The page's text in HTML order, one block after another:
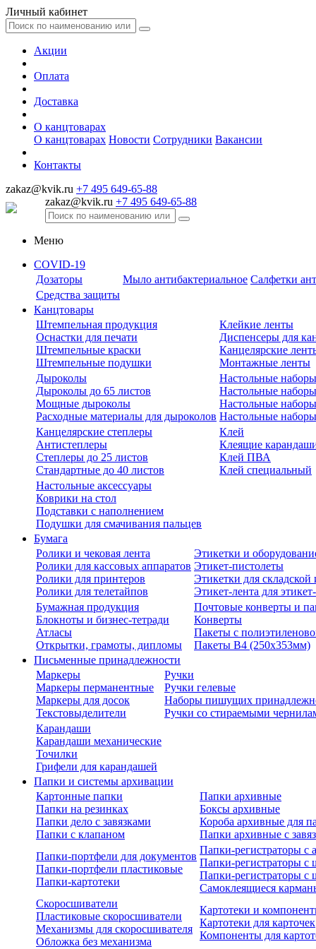
Личный кабинет
Акции
Оплата
Доставка
О канцтоварах
О канцтоварах Новости Сотрудники Вакансии
Контакты
zakaz@kvik.ru +7 495 649-65-88
zakaz@kvik.ru +7 495 649-65-88
Меню
COVID-19
Дозаторы
Мыло антибактериальное Салфетки
Средства защиты
Канцтовары
Штемпельная продукция
Оснастки для печати
Штемпельные краски
Штемпельные подушки
Клейкие ленты
Диспенсеры для
Канцелярские
Монтажные ленты
Дыроколы
Дыроколы до 65 листов
Мощные дыроколы
Расходные материалы для дыроколов
Настольные наборы
Настольные
Настольные
Настольные
Канцелярские степлеры
Антистеплеры
Степлеры до 25 листов
Стандартные до 40 листов
Клей
Клеящие
Клей ПВА
Клей специальный
Настольные аксессуары
Коврики на стол
Подставки с наполнением
Подушки для смачивания пальцев
Бумага
Ролики и чековая лента
Ролики для кассовых аппаратов
Ролики для принтеров
Ролики для телетайпов
Этикетки и
Этикет-пистолеты
Этикетки для
Этикет-лента для
Бумажная продукция
Блокноты и бизнес-тетради
Атласы
Открытки, грамоты, дипломы
Почтовые конверты и
Конверты
Пакеты с
Пакеты В4 (250х353мм)
Письменные принадлежности
Маркеры
Маркеры перманентные
Маркеры для досок
Текстовыделители
Ручки
Ручки гелевые
Наборы пишущих
Ручки со стираемыми
Карандаши
Карандаши механические
Точилки
Грифели для карандашей
Папки и системы архивации
Картонные папки
Папки на резинках
Папки дело с завязками
Папки с клапаном
Папки архивные
Боксы архивные
Короба архивные для
Папки архивные с
Папки-портфели для документов
Папки-портфели пластиковые
Папки-картотеки
Папки-регистраторы с
Папки-регистраторы
Папки-регистраторы
Самоклеящиеся
Скоросшиватели
Пластиковые скоросшиватели
Механизмы для скоросшивателя
Обложка без механизма
Картотеки и
Картотеки для карточек
Компоненты для